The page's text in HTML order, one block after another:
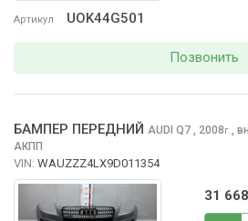
Артикул UOK44G501
Позвонить
БАМПЕР ПЕРЕДНИЙ AUDI Q7 , 2008г.,
АКПП
VIN: WAUZZZ4LX9D011354
31